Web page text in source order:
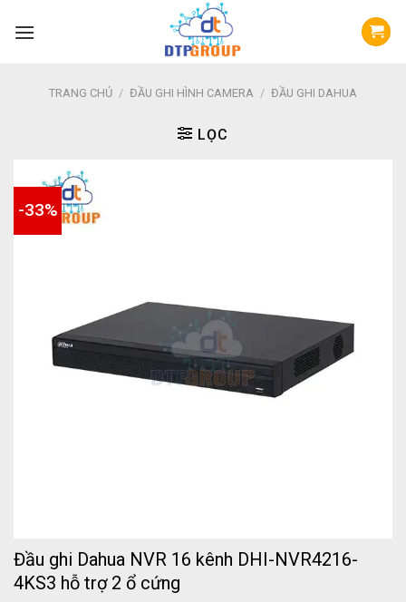
TRANG CHỦ / ĐẦU GHI HÌNH CAMERA / ĐẦU GHI DAHUA
LỌC
-33%
Đầu ghi Dahua NVR 16 kênh DHI-NVR4216-
4KS3 hỗ trợ 2 ổ cứng